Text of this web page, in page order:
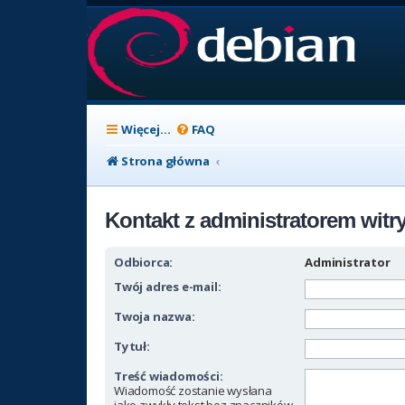
Więcej…
FAQ
Strona główna
Kontakt z administratorem
Odbiorca:
Administrator
Twój adres e-mail:
Twoja nazwa:
Tytuł:
Treść wiadomości:
Wiadomość zostanie wysłana